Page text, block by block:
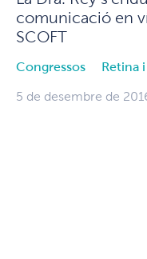
comunicació en
SCOFT
Congressos Retina
5 de desembre de